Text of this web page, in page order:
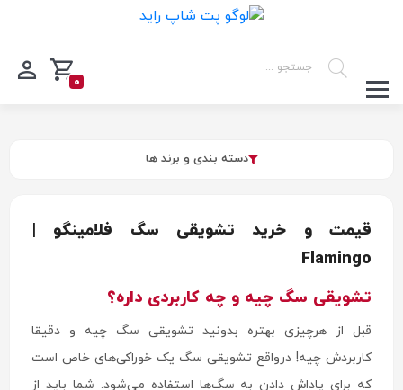
0
دسته بندی و برند ها
قیمت و خرید تشویقی سگ فلامینگو |
Flamingo
تشویقی سگ چیه و چه کاربردی داره؟
قبل از هرچیزی بهتره بدونید تشویقی سگ چیه و دقیقا
کاربردش چیه! درواقع تشویقی سگ یک خوراکی‌های خاص است
که برای پاداش دادن به سگ‌ها استفاده می‌شود. شما باید از